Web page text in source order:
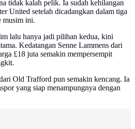
tidak kalah pelik. Ia sudah kehilangan
United setelah dicadangkan dalam tiga
musim ini.
lalu hanya jadi pilihan kedua, kini
Kedatangan Senne Lammens dari
£18 juta semakin mempersempit
Old Trafford pun semakin kencang. Ia
yang siap menampungnya dengan